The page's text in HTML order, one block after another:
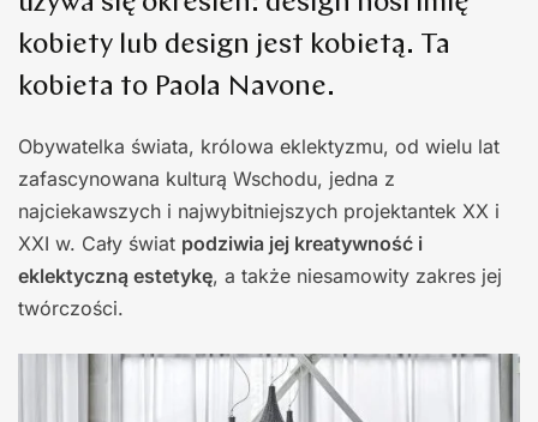
kobiety lub design jest kobietą. Ta
kobieta to Paola Navone.
Obywatelka świata, królowa eklektyzmu, od wielu lat
zafascynowana kulturą Wschodu, jedna z
najciekawszych i najwybitniejszych projektantek XX i
XXI w. Cały świat podziwia jej kreatywność i
eklektyczną estetykę, a także niesamowity zakres jej
twórczości.